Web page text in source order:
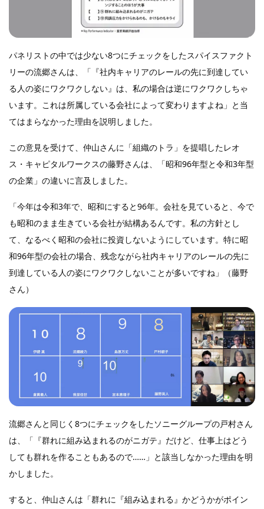
パネリストの中では少ない8つにチェックをしたスパイスファクト
リーの流郷さんは、「『社内キャリアのレールの先に到達してい
る人の姿にワクワクしない』は、私の場合は逆にワクワクしちゃ
います。これは所属している会社によって変わりますよね」と当
てはまらなかった理由を説明しました。
この意見を受けて、仲山さんに「組織のトラ」を提唱したレオ
ス・キャピタルワークスの藤野さんは、「昭和96年型と令和3年型
の企業」の違いに言及しました。
「今年は令和3年で、昭和にすると96年。会社を見ていると、今で
も昭和のまま生きている会社が結構あるんです。私の方針とし
て、なるべく昭和の会社に投資しないようにしています。特に昭
和96年型の会社の場合、残念ながら社内キャリアのレールの先に
到達している人の姿にワクワクしないことが多いですね」（藤野
さん）
流郷さんと同じく8つにチェックをしたソニーグループの戸村さん
は、「『群れに組み込まれるのがニガテ』だけど、仕事上はどう
しても群れを作ることもあるので……」と該当しなかった理由を明
かしました。
すると、仲山さんは「群れに『組み込まれる』かどうかがポイン